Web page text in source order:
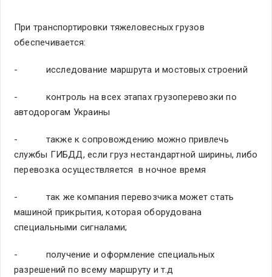
При транспортировки тяжеловесных грузов
обеспечивается:
- исследование маршрута и мостовых строений
- контроль на всех этапах грузоперевозки по
автодорогам Украины
- также к сопровождению можно привлечь
службы ГИБДД, если груз нестандартной ширины, либо
перевозка осуществляется в ночное время
- так же компания перевозчика может стать
машиной прикрытия, которая оборудована
специальными сигналами;
- получение и оформление специальных
разрешений по всему маршруту и т.д